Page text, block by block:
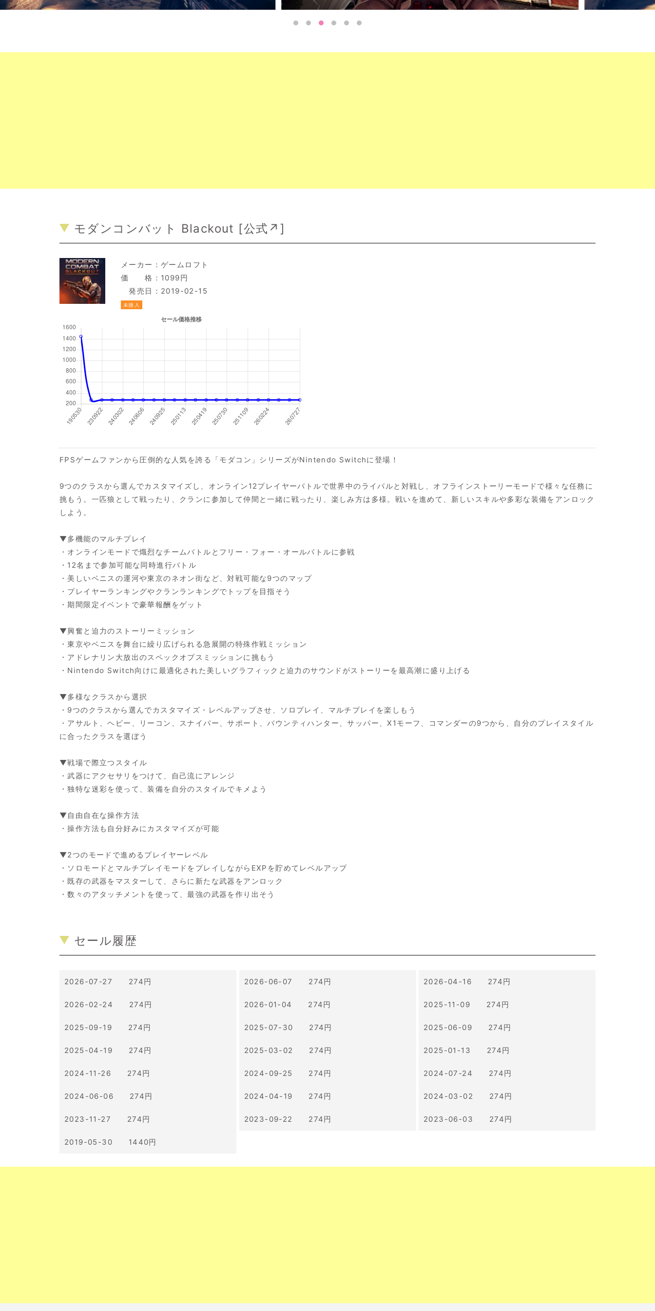
モダンコンバット Blackout [公式↗ ]
メーカー： ゲームロフト
価 格：1099円
発売日：2019-02-15
未購入
FPSゲームファンから圧倒的な人気を誇る「モダコン」シリーズがNintendo Switchに登場！
9つのクラスから選んでカスタマイズし、オンライン12プレイヤーバトルで世界中のライバルと対戦し、オフラインストーリーモードで様々な任務に
挑もう。一匹狼として戦ったり、クランに参加して仲間と一緒に戦ったり、楽しみ方は多様。戦いを進めて、新しいスキルや多彩な装備をアンロック
しよう。
▼多機能のマルチプレイ
・オンラインモードで熾烈なチームバトルとフリー・フォー・オールバトルに参戦
・12名まで参加可能な同時進行バトル
・美しいベニスの運河や東京のネオン街など、対戦可能な9つのマップ
・プレイヤーランキングやクランランキングでトップを目指そう
・期間限定イベントで豪華報酬をゲット
▼興奮と迫力のストーリーミッション
・東京やベニスを舞台に繰り広げられる急展開の特殊作戦ミッション
・アドレナリン大放出のスペックオプスミッションに挑もう
・Nintendo Switch向けに最適化された美しいグラフィックと迫力のサウンドがストーリーを最高潮に盛り上げる
▼多様なクラスから選択
・9つのクラスから選んでカスタマイズ・レベルアップさせ、ソロプレイ、マルチプレイを楽しもう
・アサルト、ヘビー、リーコン、スナイパー、サポート、バウンティハンター、サッパー、X1モーフ、コマンダーの9つから、自分のプレイスタイル
に合ったクラスを選ぼう
▼戦場で際立つスタイル
・武器にアクセサリをつけて、自己流にアレンジ
・独特な迷彩を使って、装備を自分のスタイルでキメよう
▼自由自在な操作方法
・操作方法も自分好みにカスタマイズが可能
▼2つのモードで進めるプレイヤーレベル
・ソロモードとマルチプレイモードをプレイしながらEXPを貯めてレベルアップ
・既存の武器をマスターして、さらに新たな武器をアンロック
・数々のアタッチメントを使って、最強の武器を作り出そう
セール履歴
2026-07-27 274円 2026-06-07 274円 2026-04-16 274円
2026-02-24 274円 2026-01-04 274円 2025-11-09 274円
2025-09-19 274円 2025-07-30 274円 2025-06-09 274円
2025-04-19 274円 2025-03-02 274円 2025-01-13 274円
2024-11-26 274円 2024-09-25 274円 2024-07-24 274円
2024-06-06 274円 2024-04-19 274円 2024-03-02 274円
2023-11-27 274円 2023-09-22 274円 2023-06-03 274円
2019-05-30 1440円